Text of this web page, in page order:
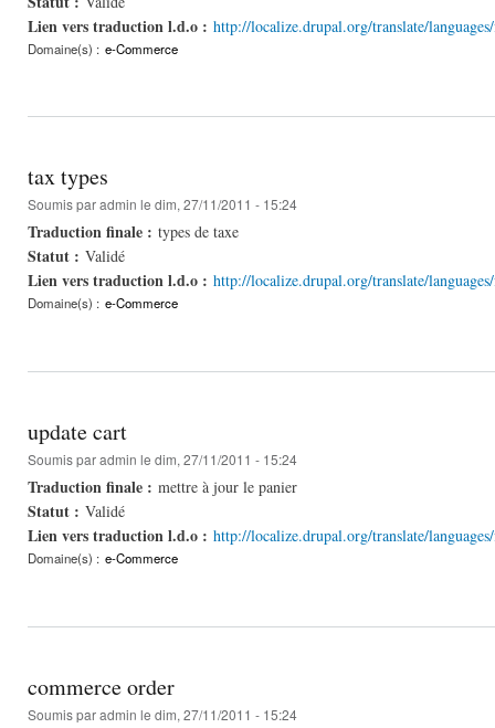
Lien vers traduction l.d.o : http://localize.drupal.org/translate/
Domaine(s) : e-Commerce
tax types
Soumis paradmin le dim, 27/11/2011 - 15:24
Traduction finale : types de taxe
Statut : Validé
Lien vers traduction l.d.o : http://localize.drupal.org/translate/
Domaine(s) : e-Commerce
update cart
Soumis paradmin le dim, 27/11/2011 - 15:24
Traduction finale : mettre à jour le panier
Statut : Validé
Lien vers traduction l.d.o : http://localize.drupal.org/translate/
Domaine(s) : e-Commerce
commerce order
Soumis paradmin le dim, 27/11/2011 - 15:24